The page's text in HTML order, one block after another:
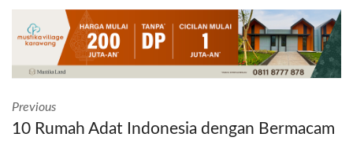
Previous
10 Rumah Adat Indonesia dengan Bermacam